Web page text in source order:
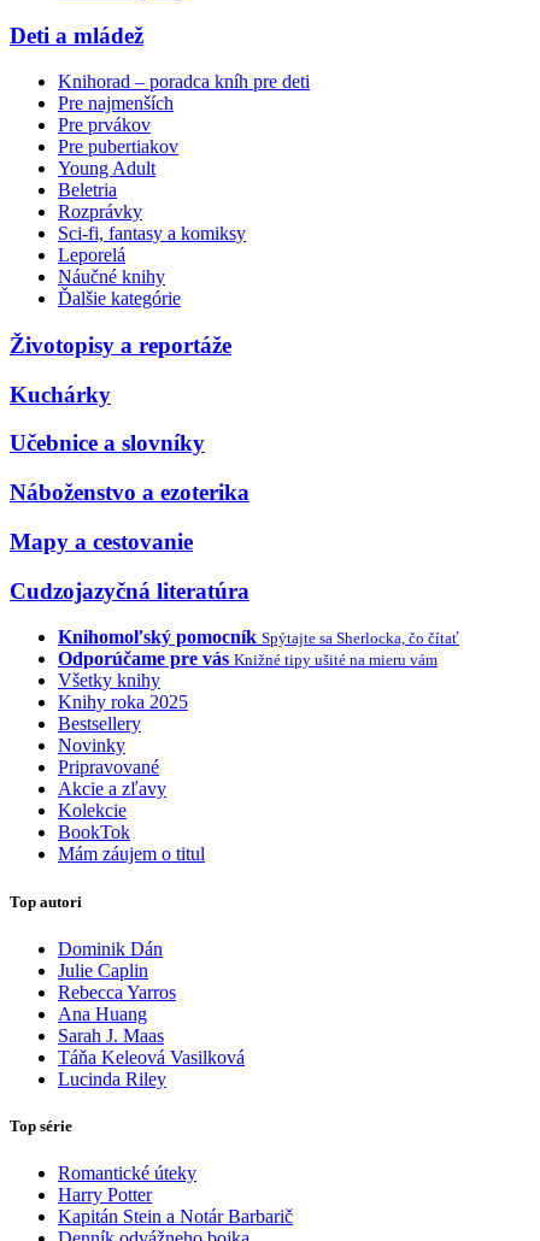
Deti a mládež
Knihorad – poradca kníh pre deti
Pre najmenších
Pre prvákov
Pre pubertiakov
Young Adult
Beletria
Rozprávky
Sci-fi, fantasy a komiksy
Leporelá
Náučné knihy
Ďalšie kategórie
Životopisy a reportáže
Kuchárky
Učebnice a slovníky
Náboženstvo a ezoterika
Mapy a cestovanie
Cudzojazyčná literatúra
Knihomoľský pomocník Spýtajte sa Sherlocka, čo čítať
Odporúčame pre vás Knižné tipy ušité na mieru vám
Všetky knihy
Knihy roka 2025
Bestsellery
Novinky
Pripravované
Akcie a zľavy
Kolekcie
BookTok
Mám záujem o titul
Top autori
Dominik Dán
Julie Caplin
Rebecca Yarros
Ana Huang
Sarah J. Maas
Táňa Keleová Vasilková
Lucinda Riley
Top série
Romantické úteky
Harry Potter
Kapitán Stein a Notár Barbarič